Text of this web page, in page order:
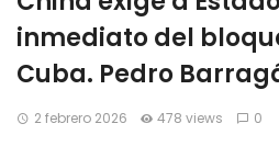
inmediato del
Cuba. Pedro
2 febrero 2026 478 views 0